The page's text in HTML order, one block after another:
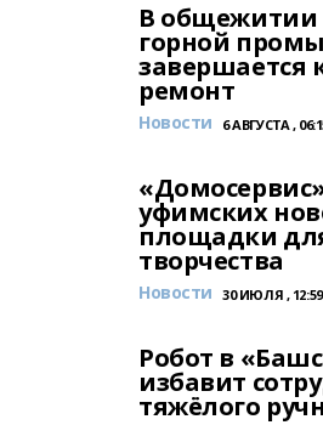
В общежитии
горной
завершается
ремонт
Новости 6 АВГУСТА ,
уфимских
площадки
творчества
Новости 30 ИЮЛЯ , 12:59
Робот в
избавит
тяжёлого